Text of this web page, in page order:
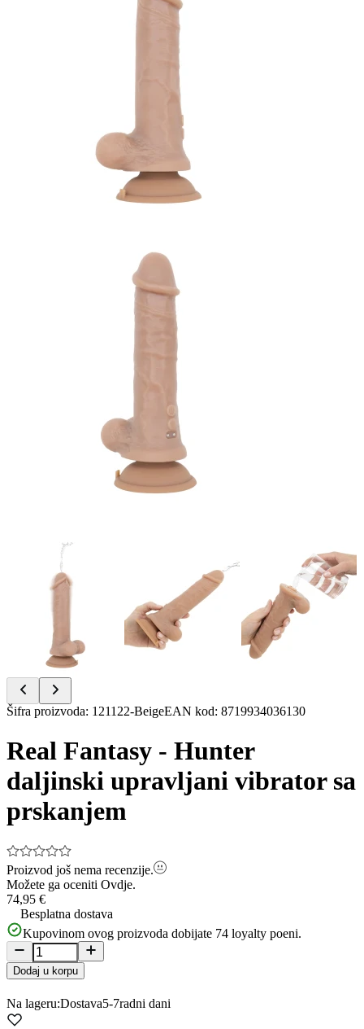
Item
of
10
Šifra proizvoda: 121122-BeigeEAN kod: 8719934036130
Real Fantasy - Hunter
daljinski upravljani vibrator sa
prskanjem
Proizvod još nema recenzije.
Možete ga oceniti Ovdje.
74,95 €
Besplatna dostava
Kupovinom ovog proizvoda dobijate 74 loyalty poeni.
Dodaj u korpu
Na lageru:Dostava5-7radni dani